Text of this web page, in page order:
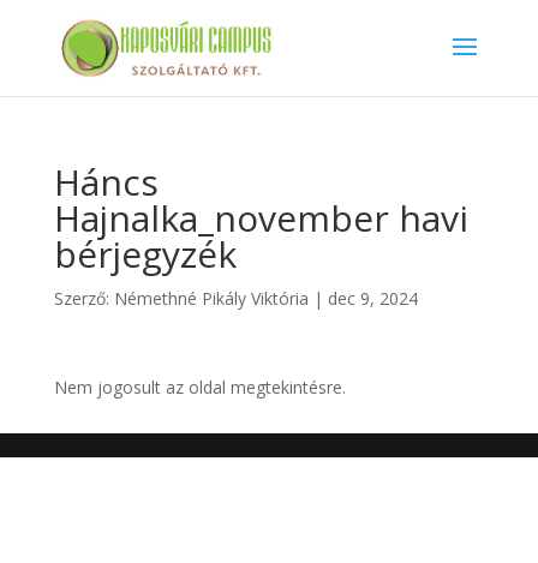
Háncs
Hajnalka_november havi
bérjegyzék
Szerző: Némethné Pikály Viktória | dec 9, 2024
Nem jogosult az oldal megtekintésre.